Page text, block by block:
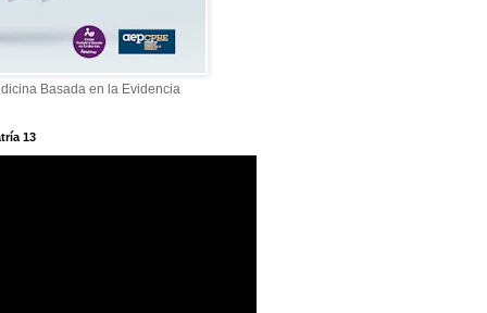
Basada en la Evidencia
13